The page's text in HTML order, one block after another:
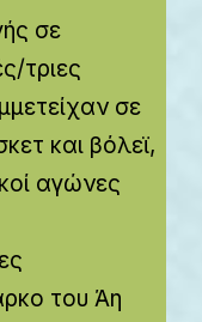
σε
τριες
σε
και βόλεϊ,
αγώνες
του Άη